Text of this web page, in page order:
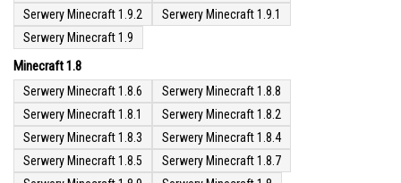
Serwery Minecraft 1.9.2
Serwery Minecraft 1.9.1
Serwery Minecraft 1.9
Minecraft 1.8
Serwery Minecraft 1.8.6
Serwery Minecraft 1.8.8
Serwery Minecraft 1.8.1
Serwery Minecraft 1.8.2
Serwery Minecraft 1.8.3
Serwery Minecraft 1.8.4
Serwery Minecraft 1.8.5
Serwery Minecraft 1.8.7